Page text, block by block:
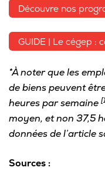
Découvre nos
GUIDE | Le cégep :
*À noter que les
de biens peuvent
heures par semaine
moyen, et non 37,5
données de l’article
Sources :